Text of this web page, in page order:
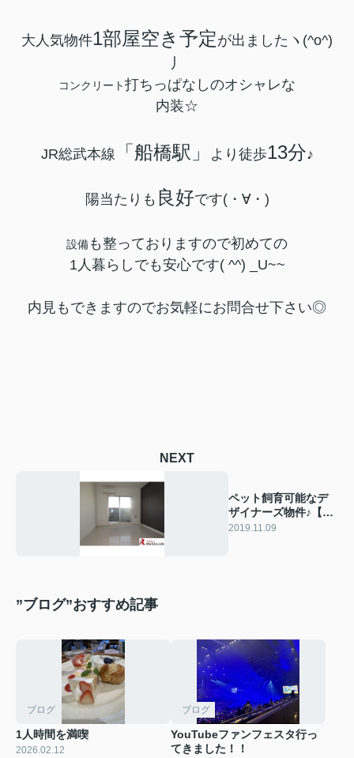
大人気物件1部屋空き予定が出ましたヽ(^o^)
丿
コンクリート打ちっぱなしのオシャレな
内装☆
JR総武本線 「船橋駅」 より徒歩13分♪
陽当たりも 良好です(・∀・)
設備も整っておりますので初めての
1人暮らしでも安心です( ^^) _U~~
内見もできますのでお気軽にお問合せ下さい◎
NEXT
ペット飼育可能なデ
ザイナーズ物件♪【船
橋エリア】
2019.11.09
”ブログ”おすすめ記事
ブログ
1人時間を満喫
2026.02.12
ブログ
YouTubeファンフェスタ行っ
てきました！！